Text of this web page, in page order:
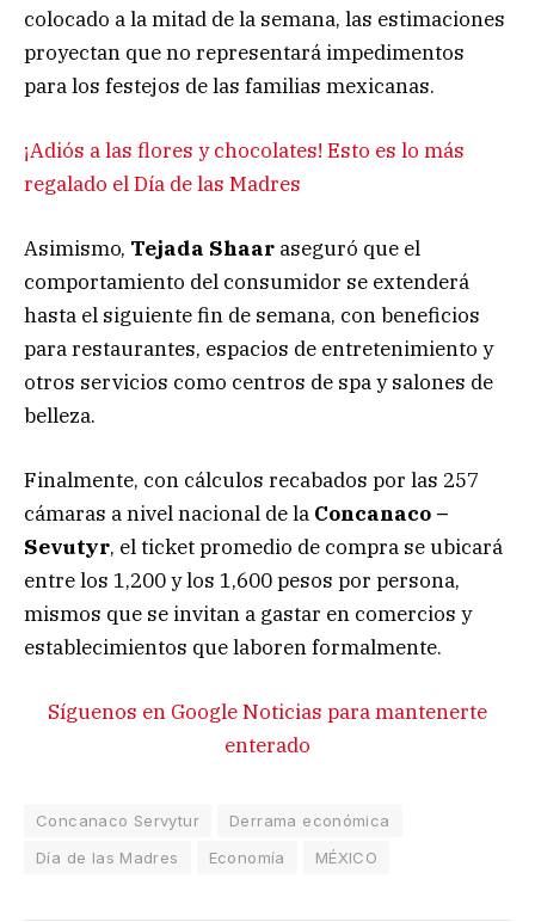
colocado a la mitad de la semana, las estimaciones
proyectan que no representará impedimentos
para los festejos de las familias mexicanas.
¡Adiós a las flores y chocolates! Esto es lo más
regalado el Día de las Madres
Asimismo, Tejada Shaar aseguró que el
comportamiento del consumidor se extenderá
hasta el siguiente fin de semana, con beneficios
para restaurantes, espacios de entretenimiento y
otros servicios como centros de spa y salones de
belleza.
Finalmente, con cálculos recabados por las 257
cámaras a nivel nacional de la Concanaco –
Sevutyr, el ticket promedio de compra se ubicará
entre los 1,200 y los 1,600 pesos por persona,
mismos que se invitan a gastar en comercios y
establecimientos que laboren formalmente.
Síguenos en Google Noticias para mantenerte
enterado
Concanaco Servytur
Derrama económica
Día de las Madres
Economía MÉXICO